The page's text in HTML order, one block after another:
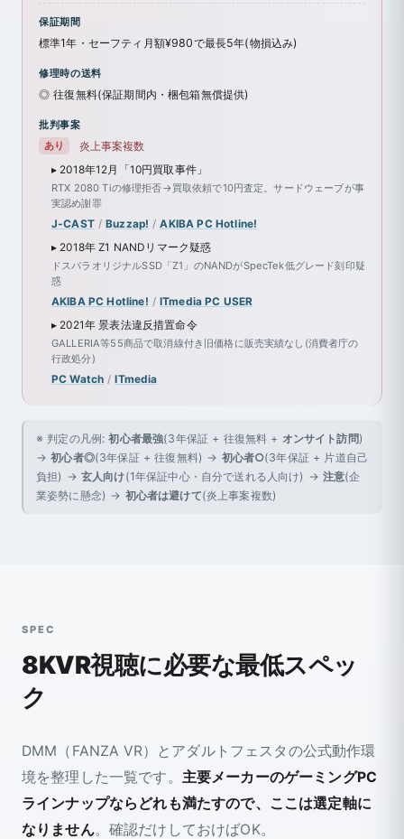
保証期間
標準1年・セーフティ月額¥980で最長5年(物損込み)
修理時の送料
◎ 往復無料(保証期間内・梱包箱無償提供)
批判事案
あり
炎上事案複数
▸ 2018年12月「10円買取事件」
RTX 2080 Tiの修理拒否→買取依頼で10円査定。サードウェーブが事
実認め謝罪
J-CAST / Buzzap! / AKIBA PC Hotline!
▸ 2018年 Z1 NANDリマーク疑惑
ドスパラオリジナルSSD「Z1」のNANDがSpecTek低グレード刻印疑
惑
AKIBA PC Hotline! / ITmedia PC USER
▸ 2021年 景表法違反措置命令
GALLERIA等55商品で取消線付き旧価格に販売実績なし(消費者庁の
行政処分)
PC Watch / ITmedia
※ 判定の凡例:初心者最強(3年保証 + 往復無料 + オンサイト訪問)
→初心者◎(3年保証 + 往復無料) → 初心者○(3年保証 + 片道自己
負担) → 玄人向け(1年保証中心・自分で送れる人向け) → 注意(企
業姿勢に懸念) → 初心者は避けて(炎上事案複数)
SPEC
8KVR視聴に必要な最低スペッ
ク
DMM（FANZA VR）とアダルトフェスタの公式動作環
境を整理した一覧です。 主要メーカーのゲーミングPC
ラインナップならどれも満たすので、ここは選定軸に
なりません。確認だけしておけばOK。